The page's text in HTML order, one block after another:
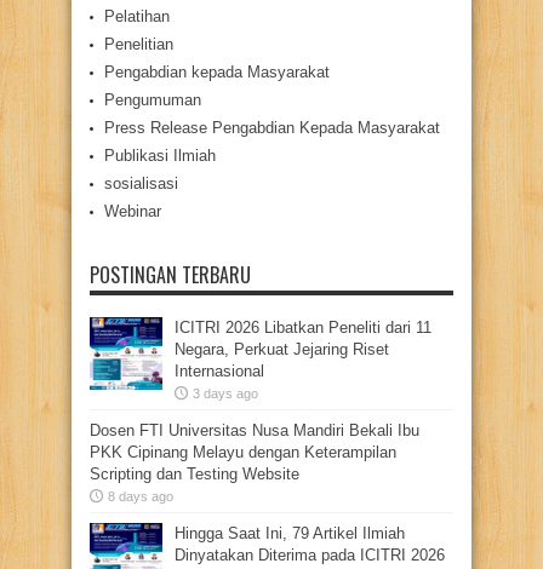
Pelatihan
Penelitian
Pengabdian kepada Masyarakat
Pengumuman
Press Release Pengabdian Kepada Masyarakat
Publikasi Ilmiah
sosialisasi
Webinar
POSTINGAN TERBARU
ICITRI 2026 Libatkan Peneliti dari 11
Negara, Perkuat Jejaring Riset
Internasional
3 days ago
Dosen FTI Universitas Nusa Mandiri Bekali Ibu
PKK Cipinang Melayu dengan Keterampilan
Scripting dan Testing Website
8 days ago
Hingga Saat Ini, 79 Artikel Ilmiah
Dinyatakan Diterima pada ICITRI 2026